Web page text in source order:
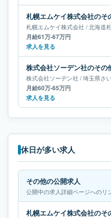
札幌エムケイ株式会社 /北海道
月給61万-67万円
求人を見る
株式会社ソーデン社 /埼玉県さ
月給60万-65万円
求人を見る
休日が多い求人
その他の公開求人
公開中の求人詳細ページへのリ